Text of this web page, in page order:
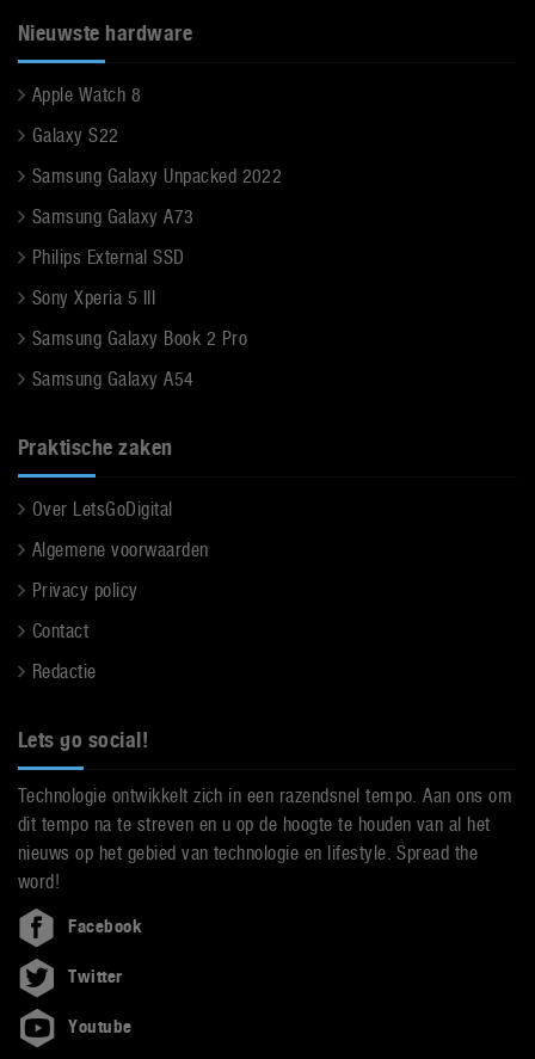
Nieuwste hardware
Apple Watch 8
Galaxy S22
Samsung Galaxy Unpacked 2022
Samsung Galaxy A73
Philips External SSD
Sony Xperia 5 III
Samsung Galaxy Book 2 Pro
Samsung Galaxy A54
Praktische zaken
Over LetsGoDigital
Algemene voorwaarden
Privacy policy
Contact
Redactie
Lets go social!
Technologie ontwikkelt zich in een razendsnel tempo. Aan ons om
dit tempo na te streven en u op de hoogte te houden van al het
nieuws op het gebied van technologie en lifestyle. Spread the
word!
Facebook
Twitter
Youtube